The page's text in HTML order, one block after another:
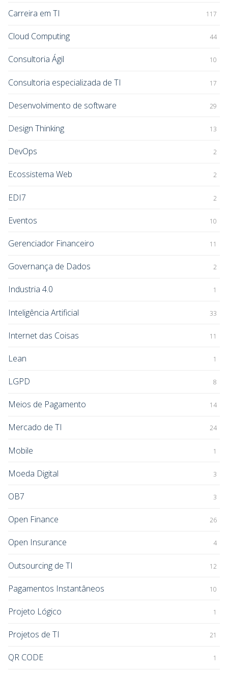
Carreira em TI 117
Cloud Computing 44
Consultoria Ágil 10
Consultoria especializada de TI 17
Desenvolvimento de software 29
Design Thinking 13
DevOps 2
Ecossistema Web 2
EDI7 2
Eventos 10
Gerenciador Financeiro 11
Governança de Dados 2
Industria 4.0 1
Inteligência Artificial 33
Internet das Coisas 11
Lean 1
LGPD 8
Meios de Pagamento 14
Mercado de TI 24
Mobile 1
Moeda Digital 3
OB7 3
Open Finance 26
Open Insurance 4
Outsourcing de TI 12
Pagamentos Instantâneos 10
Projeto Lógico 1
Projetos de TI 21
QR CODE 1